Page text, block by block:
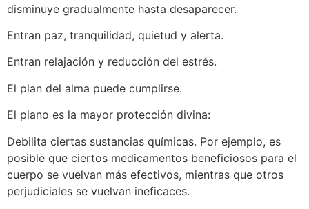
disminuye gradualmente hasta desaparecer.
Entran paz, tranquilidad, quietud y alerta.
Entran relajación y reducción del estrés.
El plan del alma puede cumplirse.
El plano es la mayor protección divina:
Debilita ciertas sustancias químicas. Por ejemplo, es
posible que ciertos medicamentos beneficiosos para el
cuerpo se vuelvan más efectivos, mientras que otros
perjudiciales se vuelvan ineficaces.